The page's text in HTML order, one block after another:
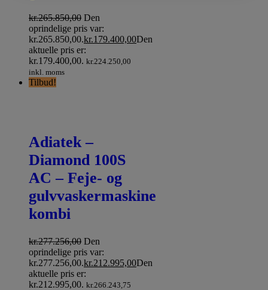
kr.265.850,00 Den
oprindelige pris var:
kr.265.850,00.kr.179.400,00Den
aktuelle pris er:
kr.179.400,00. kr.224.250,00
inkl. moms
Tilbud!
Adiatek –
Diamond 100S
AC – Feje- og
gulvvaskermaskine
kombi
kr.277.256,00 Den
oprindelige pris var:
kr.277.256,00.kr.212.995,00Den
aktuelle pris er:
kr.212.995,00. kr.266.243,75